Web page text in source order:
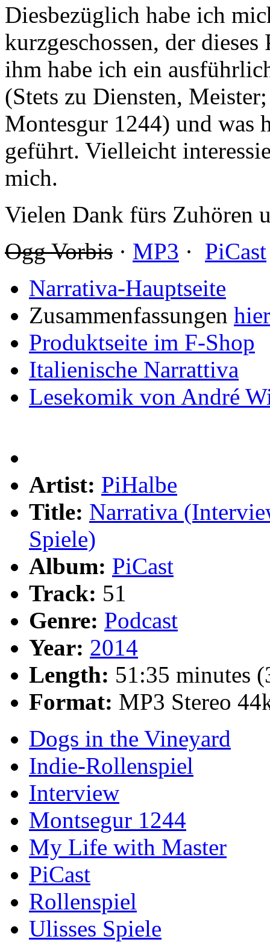
Diesbezüglich habe ich
kurzgeschossen, der
ihm habe ich ein
(Stets zu Diensten,
Montesgur 1244) und was
geführt. Vielleicht
mich.
Vielen Dank fürs Zuhören
Ogg Vorbis · MP3 · PiCast
Narrativa-Hauptseite
Zusammenfassungen hier
Produktseite im F-Shop
Italienische Narrattiva
Lesekomik von André
Artist: PiHalbe
Title: Narrativa
Spiele)
Album: PiCast
Track: 51
Genre: Podcast
Year: 2014
Length: 51:35 minutes
Format: MP3 Stereo
Dogs in the Vineyard
Indie-Rollenspiel
Interview
Montsegur 1244
My Life with Master
PiCast
Rollenspiel
Ulisses Spiele